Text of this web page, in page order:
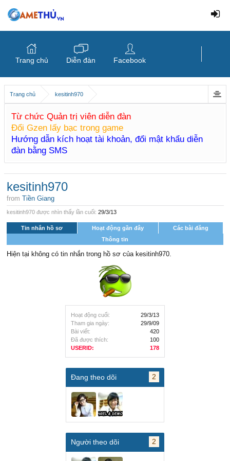
Trang chủ kesitinh970
Từ chức Quản trị viên diễn đàn
Đổi Gzen lấy bạc trong game
Hướng dẫn kích hoạt tài khoản, đổi mật khẩu diễn
đàn bằng SMS
Hoạt động cuối:
29/3/13
Tham gia ngày:
29/9/09
Bài viết:
420
Đã được thích:
100
USERID:
178
Đang theo dõi 2
Người theo dõi 2
kesitinh970
from Tiền Giang
kesitinh970 được nhìn thấy lần cuối: 29/3/13
Tin nhắn hồ sơ Hoạt động gần đây
Các bài đăng
Thông tin
Hiện tại không có tin nhắn trong hồ sơ của kesitinh970.
Trang chủ Diễn đàn Facebook